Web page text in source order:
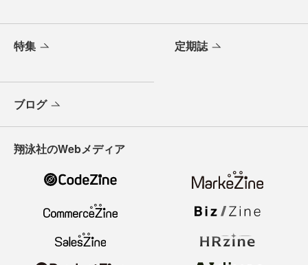
特集 定期誌
ブログ
翔泳社のWebメディア